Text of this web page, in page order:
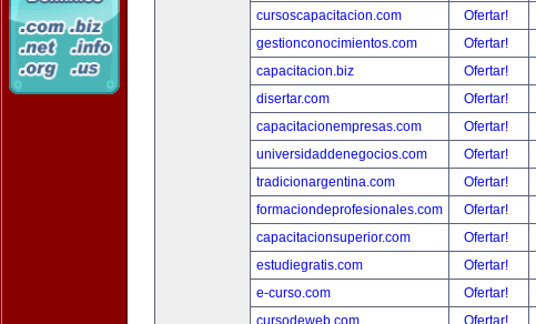
cursoscapacitacion.com
Ofertar!
gestionconocimientos.com
Ofertar!
capacitacion.biz
Ofertar!
disertar.com
Ofertar!
capacitacionempresas.com
Ofertar!
universidaddenegocios.com
Ofertar!
tradicionargentina.com
Ofertar!
formaciondeprofesionales.com
Ofertar!
capacitacionsuperior.com
Ofertar!
estudiegratis.com
Ofertar!
e-curso.com
Ofertar!
cursodeweb.com
Ofertar!